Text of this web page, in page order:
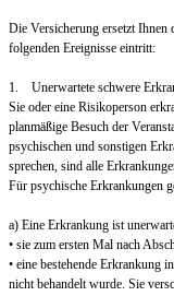
Die Versicherung ersetzt
folgenden Ereignisse eintritt:
1. Unerwartete schwere
Sie oder eine Risikoperson
planmäßige Besuch der
psychischen und sonstigen
sprechen, sind alle
Für psychische Erkrankungen
a) Eine Erkrankung ist
• sie zum ersten Mal nach
• eine bestehende Erkrankung
nicht behandelt wurde. Sie